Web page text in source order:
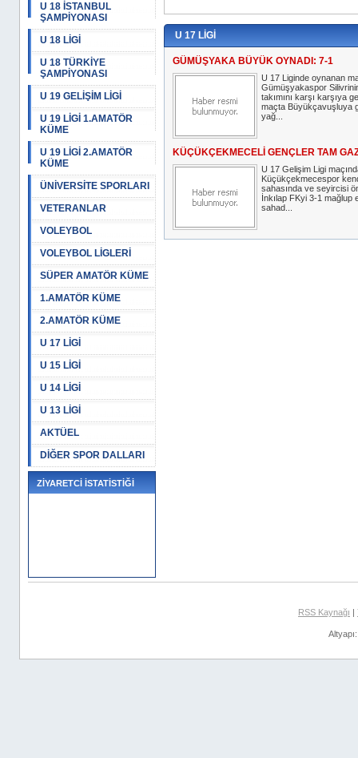
U 18 İSTANBUL
ŞAMPİYONASI
U 18 LİGİ
U 18 TÜRKİYE
ŞAMPİYONASI
U 19 GELİŞİM LİGİ
U 19 LİGİ 1.AMATÖR
KÜME
U 19 LİGİ 2.AMATÖR
KÜME
ÜNİVERSİTE SPORLARI
VETERANLAR
VOLEYBOL
VOLEYBOL LİGLERİ
SÜPER AMATÖR KÜME
1.AMATÖR KÜME
2.AMATÖR KÜME
U 17 LİGİ
U 15 LİGİ
U 14 LİGİ
U 13 LİGİ
AKTÜEL
DİĞER SPOR DALLARI
ZİYARETCİ İSTATİSTİĞİ
U 17 LİGİ
GÜMÜŞYAKA BÜYÜK OYNADI: 7-1
U 17 Liginde oynanan
Gümüşyakaspor
takımını karşı karşıya
maçta Büyükçavuşluya
yağ...
KÜÇÜKÇEKMECELİ GENÇLER TAM
U 17 Gelişim Ligi
Küçükçekmecespor
sahasında ve seyircisi
İnkılap FKyi 3-1 mağlup
sahad...
RSS Kaynağı |